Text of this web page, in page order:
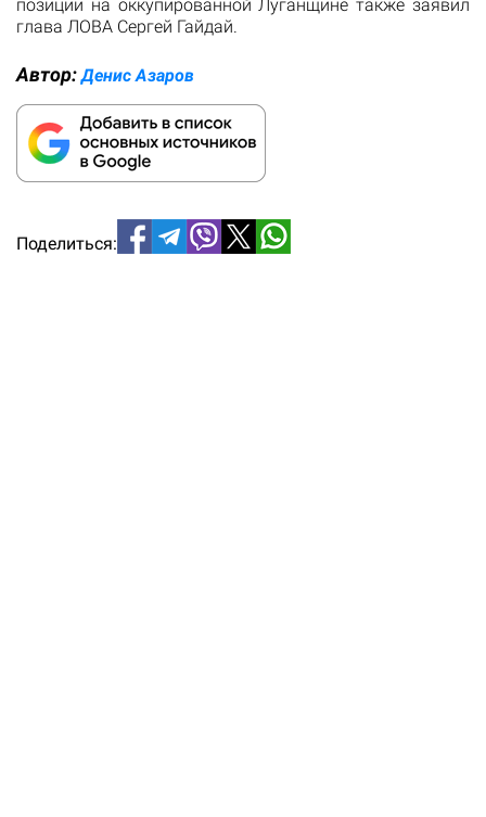
позиции на оккупированной Луганщине также заявил
глава ЛОВА Сергей Гайдай.
Автор:Денис Азаров
Поделиться: